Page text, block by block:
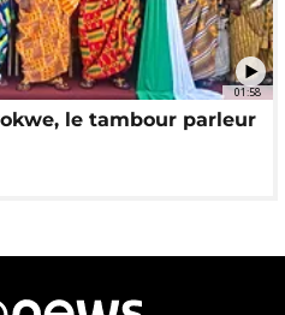
01:58
le tambour parleur